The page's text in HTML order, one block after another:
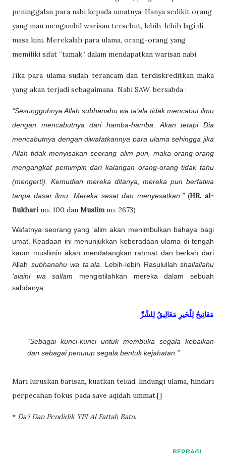
peninggalan para nabi kepada umatnya. Hanya sedikit orang
yang mau mengambil warisan tersebut, lebih-lebih lagi di
masa kini. Merekalah para ulama, orang-orang yang
memiliki sifat “tamak” dalam mendapatkan warisan nabi.
Jika para ulama sudah terancam dan terdiskreditkan maka
yang akan terjadi sebagaimana Nabi SAW. bersabda :
“Sesungguhnya Allah subhanahu wa ta’ala tidak mencabut ilmu
dengan mencabutnya dari hamba-hamba. Akan tetapi Dia
mencabutnya dengan diwafatkannya para ulama sehingga jika
Allah tidak menyisakan seorang alim pun, maka orang-orang
mengangkat pemimpin dari kalangan orang-orang tidak tahu
(mengerti). Kemudian mereka ditanya, mereka pun berfatwa
tanpa dasar ilmu. Mereka sesat dan menyesatkan.”(HR. al-
Bukharino. 100 dan Muslimno. 2673)
Wafatnya seorang yang 'alim akan menimbulkan bahaya bagi
umat. Keadaan ini menunjukkan keberadaan ulama di tengah
kaum muslimin akan mendatangkan rahmat dan berkah dari
Allah subhanahu wa ta’ala . Lebih-lebih Rasulullah shallallahu
‘alaihi wa sallam mengistilahkan mereka dalam sebuah
sabdanya:
مَفَاتِيحُ لِلْخَيرِ مَغَالِيقُ لِلشَّرِّ
“Sebagai kunci-kunci untuk membuka segala kebaikan
dan sebagai penutup segala bentuk kejahatan.”
Mari luruskan barisan, kuatkan tekad, lindungi ulama, hindari
perpecahan fokus pada save aqidah ummat.[]
* Da'i Dan Pendidik YPI Al Fattah Batu.